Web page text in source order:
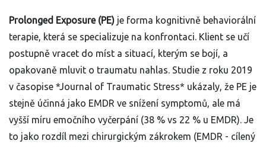
Prolonged Exposure (PE) je forma kognitivně behaviorální
terapie, která se specializuje na konfrontaci. Klient se učí
postupně vracet do míst a situací, kterým se bojí, a
opakovaně mluvit o traumatu nahlas. Studie z roku 2019
v časopise *Journal of Traumatic Stress* ukázaly, že PE je
stejně účinná jako EMDR ve snížení symptomů, ale má
vyšší míru emočního vyčerpání (38 % vs 22 % u EMDR). Je
to jako rozdíl mezi chirurgickým zákrokem (EMDR - cílený